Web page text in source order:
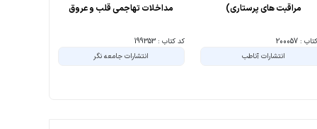
مراقبت های پرستاری)
: 200057
انتشارات آناطب
مداخلات تهاجمی قلب و عروق
کد کتاب : 199353
انتشارات جامعه نگر